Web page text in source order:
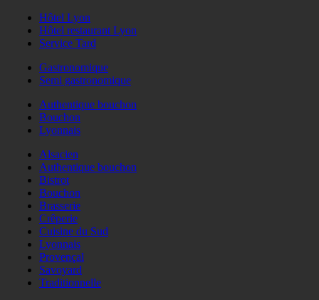
Hôtel Lyon
Hôtel restaurant Lyon
Service Tard
Gastronomique
Semi gastronomique
Authentique bouchon
Bouchon
Lyonnais
Alsacien
Authentique bouchon
Bistrot
Bouchon
Brasserie
Crêperie
Cuisine du Sud
Lyonnais
Provençal
Savoyard
Traditionnelle